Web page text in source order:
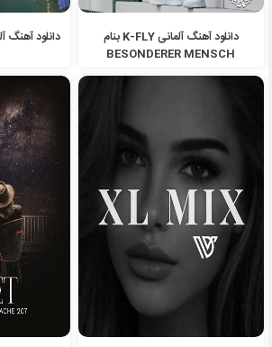
دانلود آهنگ آلمانی K-FLY بنام
BESONDERER MENSCH